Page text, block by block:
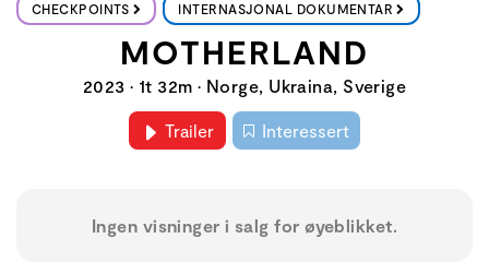
CHECKPOINTS INTERNASJONAL DOKUMENTAR
MOTHERLAND
2023 • 1t 32m • Norge, Ukraina, Sverige
Trailer Interessert
Ingen visninger i salg for øyeblikket.